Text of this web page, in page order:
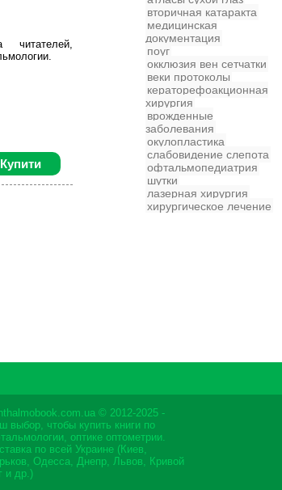
читателей,
Купити
вторичная катаракта
медицинская
документация
поуг
окклюзия вен сетчатки
веки протоколы
кераторефоакционная
хирургия
врожденные
заболевания
окулопластика
слабовидение слепота
офтальмопедиатрия
шутки
лазерная хирургия
хирургическое лечение
© 2012-2025 -
выбор, чтобы купить книги по
оптике оптометрии.
по всей Украине (Киев,
Одесса, Днепр, Львов, Кривой
и др.)